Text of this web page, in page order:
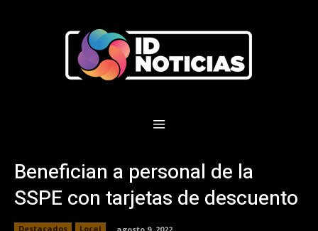
Benefician a personal de la
SSPE con tarjetas de descuento
Destacados Local agosto 9, 2022